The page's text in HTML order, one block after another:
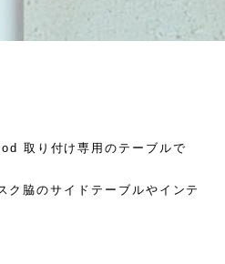
取り付け専用のテーブルで
ク脇のサイドテーブルやインテ